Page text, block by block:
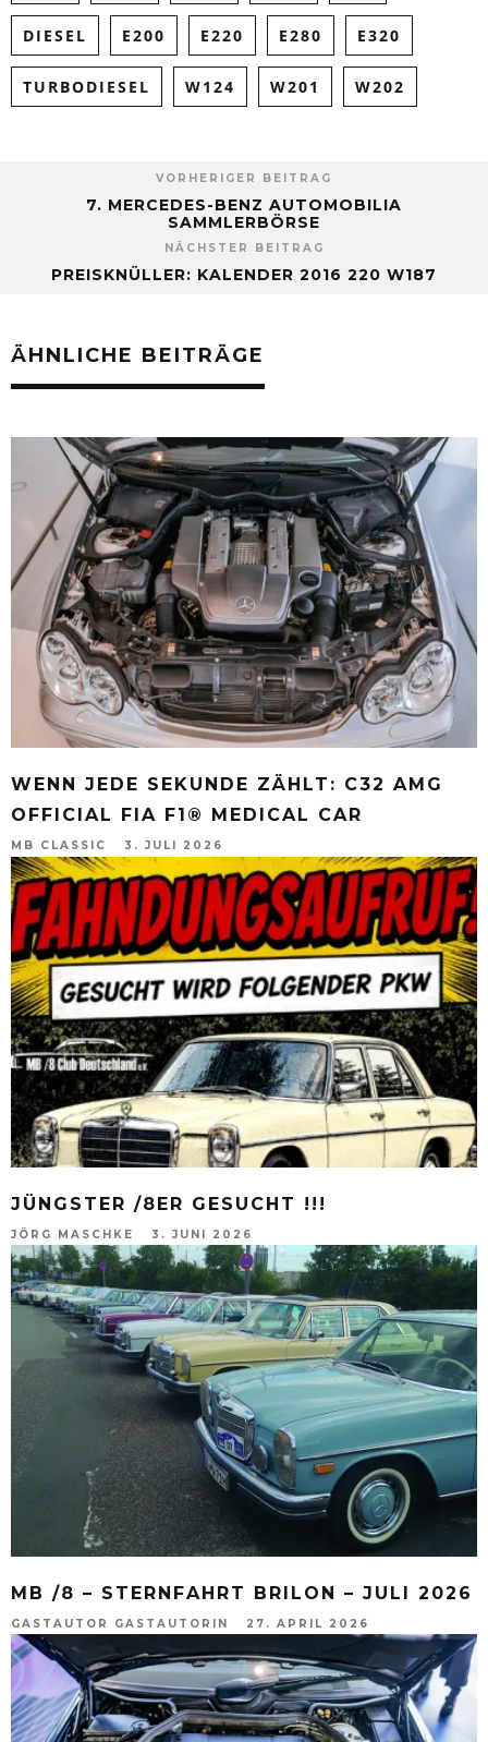
DIESEL E200 E220 E280 E320
TURBODIESEL W124 W201 W202
VORHERIGER BEITRAG
7. MERCEDES-BENZ AUTOMOBILIA
SAMMLERBÖRSE
NÄCHSTER BEITRAG
PREISKNÜLLER: KALENDER 2016 220 W187
ÄHNLICHE BEITRÄGE
WENN JEDE SEKUNDE ZÄHLT: C32 AMG
OFFICIAL FIA F1® MEDICAL CAR
MB CLASSIC 3. JULI 2026
JÜNGSTER /8ER GESUCHT !!!
JÖRG MASCHKE 3. JUNI 2026
MB /8 – STERNFAHRT BRILON – JULI 2026
GASTAUTOR GASTAUTORIN 27. APRIL 2026